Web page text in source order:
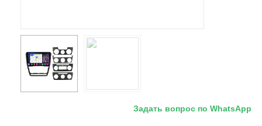
Задать вопрос по WhatsApp